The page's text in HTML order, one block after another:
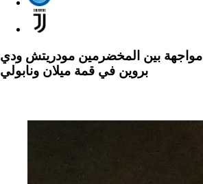
مواجهة بين المخضرمين مودريتش ودي
بروين في قمة ميلان ونابولي